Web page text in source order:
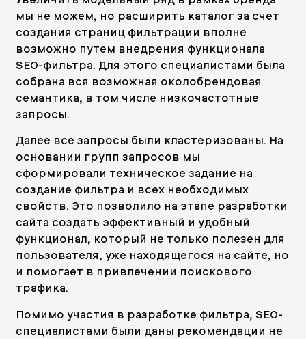
мы не можем, но расширить каталог за счет
создания страниц фильтрации вполне
возможно путем внедрения функционала
SEO-фильтра. Для этого специалистами была
собрана вся возможная околобрендовая
семантика, в том числе низкочастотные
запросы.
Далее все запросы были кластеризованы. На
основании групп запросов мы
сформировали техническое задание на
создание фильтра и всех необходимых
свойств. Это позволило на этапе разработки
сайта создать эффективный и удобный
функционал, который не только полезен для
пользователя, уже находящегося на сайте, но
и помогает в привлечении поискового
трафика.
Помимо участия в разработке фильтра, SEO-
специалистами были даны рекомендации не